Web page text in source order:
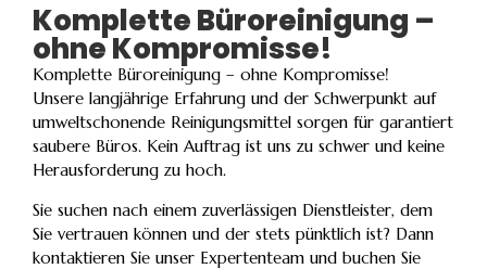
Komplette Büroreinigung –
ohne Kompromisse!
Komplette Büroreinigung – ohne Kompromisse!
Unsere langjährige Erfahrung und der Schwerpunkt auf
umweltschonende Reinigungsmittel sorgen für garantiert
saubere Büros. Kein Auftrag ist uns zu schwer und keine
Herausforderung zu hoch.
Sie suchen nach einem zuverlässigen Dienstleister, dem
Sie vertrauen können und der stets pünktlich ist? Dann
kontaktieren Sie unser Expertenteam und buchen Sie